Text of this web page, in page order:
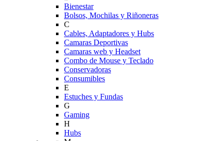
Bienestar
Bolsos, Mochilas y Riñoneras
C
Cables, Adaptadores y Hubs
Camaras Deportivas
Camaras web y Headset
Combo de Mouse y Teclado
Conservadoras
Consumibles
E
Estuches y Fundas
G
Gaming
H
Hubs